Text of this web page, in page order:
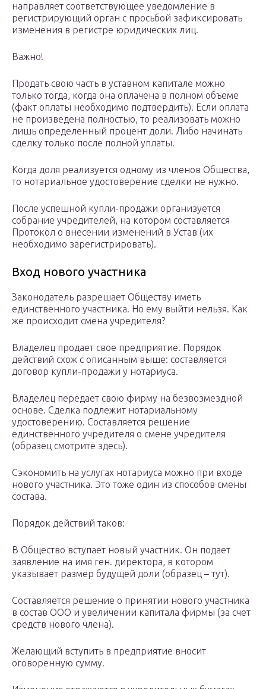
направляет соответствующее уведомление в
регистрирующий орган с просьбой зафиксировать
изменения в регистре юридических лиц.
Важно!
Продать свою часть в уставном капитале можно
только тогда, когда она оплачена в полном объеме
(факт оплаты необходимо подтвердить). Если оплата
не произведена полностью, то реализовать можно
лишь определенный процент доли. Либо начинать
сделку только после полной уплаты.
Когда доля реализуется одному из членов Общества,
то нотариальное удостоверение сделки не нужно.
После успешной купли-продажи организуется
собрание учредителей, на котором составляется
Протокол о внесении изменений в Устав (их
необходимо зарегистрировать).
Вход нового участника
Законодатель разрешает Обществу иметь
единственного участника. Но ему выйти нельзя. Как
же происходит смена учредителя?
Владелец продает свое предприятие. Порядок
действий схож с описанным выше: составляется
договор купли-продажи у нотариуса.
Владелец передает свою фирму на безвозмездной
основе. Сделка подлежит нотариальному
удостоверению. Составляется решение
единственного учредителя о смене учредителя
(образец смотрите здесь).
Сэкономить на услугах нотариуса можно при входе
нового участника. Это тоже один из способов смены
состава.
Порядок действий таков:
В Общество вступает новый участник. Он подает
заявление на имя ген. директора, в котором
указывает размер будущей доли (образец – тут).
Составляется решение о принятии нового участника
в состав ООО и увеличении капитала фирмы (за счет
средств нового члена).
Желающий вступить в предприятие вносит
оговоренную сумму.